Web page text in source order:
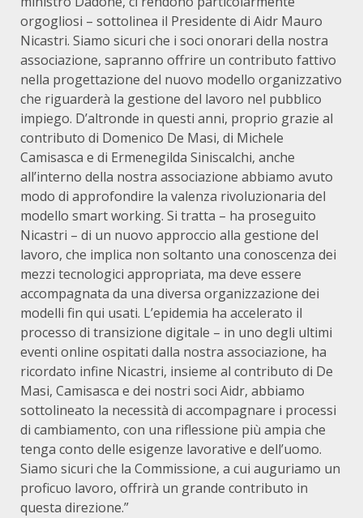
orgogliosi – sottolinea il Presidente di Aidr Mauro
Nicastri. Siamo sicuri che i soci onorari della nostra
associazione, sapranno offrire un contributo fattivo
nella progettazione del nuovo modello organizzativo
che riguarderà la gestione del lavoro nel pubblico
impiego. D’altronde in questi anni, proprio grazie al
contributo di Domenico De Masi, di Michele
Camisasca e di Ermenegilda Siniscalchi, anche
all’interno della nostra associazione abbiamo avuto
modo di approfondire la valenza rivoluzionaria del
modello smart working. Si tratta – ha proseguito
Nicastri – di un nuovo approccio alla gestione del
lavoro, che implica non soltanto una conoscenza dei
mezzi tecnologici appropriata, ma deve essere
accompagnata da una diversa organizzazione dei
modelli fin qui usati. L’epidemia ha accelerato il
processo di transizione digitale – in uno degli ultimi
eventi online ospitati dalla nostra associazione, ha
ricordato infine Nicastri, insieme al contributo di De
Masi, Camisasca e dei nostri soci Aidr, abbiamo
sottolineato la necessità di accompagnare i processi
di cambiamento, con una riflessione più ampia che
tenga conto delle esigenze lavorative e dell’uomo.
Siamo sicuri che la Commissione, a cui auguriamo un
proficuo lavoro, offrirà un grande contributo in
questa direzione.”